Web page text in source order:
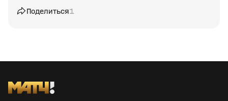
Поделиться1